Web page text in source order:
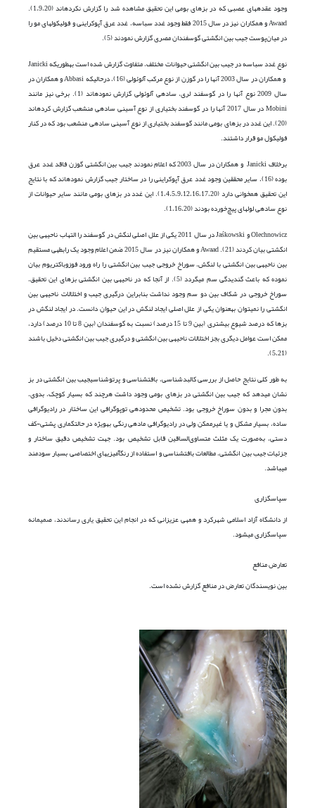
وجود عقده­های عصبی که در بزهای بومی این تحقیق مشاهده شد را گزارش نکرده­اند (1،9،20).
Awaad و همکاران نیز در سال 2015 فقط وجود غدد سباسه، غدد عرق آپوکراینی و فولیکول­های مو را
در میان‌پوست جیب بین انگشتی گوسفندان مصری گزارش نمودند (5).
نوع غدد سباسه در جیب بین انگشتی حیوانات مختلف، متفاوت گزارش شده است به­طوری­که Janicki
و همکاران در سال 2003 آن­ها را در گوزن از نوع مرکب آلوئولی (16)، درحالی­که Abbasi و همکاران در
سال 2009 نوع آن­ها را در گوسفند لری، ساده­ی آلوئولی گزارش نموده­اند (1). برخی نیز مانند
Mobini در سال 2017 آن­ها را در گوسفند بختیاری از نوع آسینی ساده­ی منشعب گزارش کرده­اند
(20). این غدد در بزهای بومی مانند گوسفند بختیاری از نوع آسینی ساده­ی منشعب بود که در کنار
فولیکول مو قرار داشتند.
برخلاف Janicki و همکاران در سال 2003 که اعلام نمودند جیب بین انگشتی گوزن فاقد غدد عرق
بوده (16)، سایر محققین وجود غدد عرق آپوکراینی را در ساختار جیب گزارش نموده­اند که با نتایج
این تحقیق هم­خوانی دارد (1،4،5،9،12،16،17،20). این غدد در بزهای بومی مانند سایر حیوانات از
نوع ساده­ی لوله­ای پیچ‌خورده بودند (1،16،20).
Olechnowicz و Jaśkowski در سال 2011 یکی از علل اصلی لنگش در گوسفند را التهاب ناحیه­ی بین
انگشتی بیان کردند (21). Awaad و همکاران نیز در سال 2015 ضمن اعلام وجود یک رابطه­ی مستقیم
بین ناحیه­ی بین انگشتی با لنگش، سوراخ خروجی جیب بین انگشتی را راه ورود فوزوباکتریوم بیان
نموده که باعث گندیدگی سم می­گردد (5). از آن­جا که در ناحیه­ی بین انگشتی بزهای این تحقیق،
سوراخ خروجی در شکاف بین دو سم وجود نداشت بنابراین درگیری جیب و اختلالات ناحیه­ی بین
انگشتی را نمی­توان به­عنوان یکی از علل اصلی ایجاد لنگش در این حیوان دانست. در ایجاد لنگش در
بزها که درصد شیوع بیش­تری (بین 9 تا 15 درصد) نسبت به گوسفندان (بین 8 تا 10 درصد) دارد،
ممکن است عوامل دیگری بجز اختلالات ناحیه­ی بین انگشتی و درگیری جیب بین انگشتی دخیل باشند
(5،21).
به طور کلی نتایج حاصل از بررسی کالبدشناسی، بافت­شناسی و پرتوشناسیجیب بین انگشتی در بز
نشان می­دهد که جیب بین انگشتی در بزهای بومی وجود داشت هرچند که بسیار کوچک، بدوی،
بدون مجرا و بدون سوراخ خروجی بود. تشخیص محدوده­ی توپوگرافی این ساختار در رادیوگرافی
ساده، بسیار مشکل و یا غیرممکن ولی در رادیوگرافی ماده­ی رنگی به­ویژه در حالت­گماری پشتی-کف
دستی، به‌صورت یک مثلث متساوی‌الساقین قابل تشخیص بود. جهت تشخیص دقیق ساختار و
جزئیات جیب بین انگشتی، مطالعات بافت­شناسی و استفاده از رنگ­آمیزی­های اختصاصی بسیار سودمند
می­باشد.
سپاسگزاری
از دانشگاه آزاد اسلامی شهرکرد و همه­ی عزیزانی که در انجام این تحقیق یاری رساندند، صمیمانه
سپاسگزاری می­شود.
تعارض منافع
بین نویسندگان تعارض در منافع گزارش نشده است.